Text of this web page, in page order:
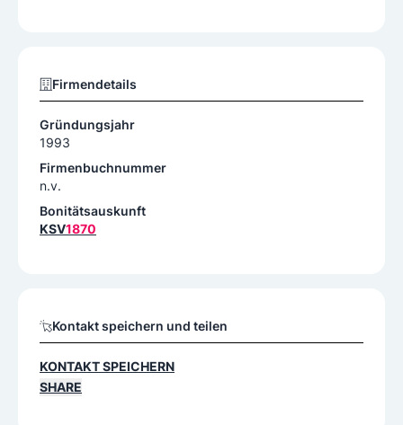
Firmendetails
Gründungsjahr
1993
Firmenbuchnummer
n.v.
Bonitätsauskunft
KSV1870
Kontakt speichern und teilen
KONTAKT SPEICHERN
SHARE